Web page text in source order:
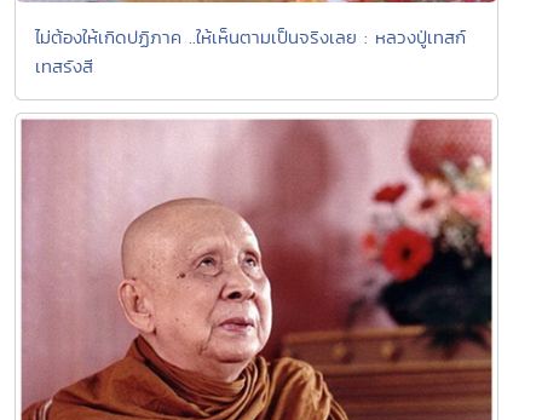
ไม่ต้องให้เกิดปฏิภาค ..ให้เห็นตามเป็นจริงเลย : หลวงปู่เทสก์
เทสรังสี